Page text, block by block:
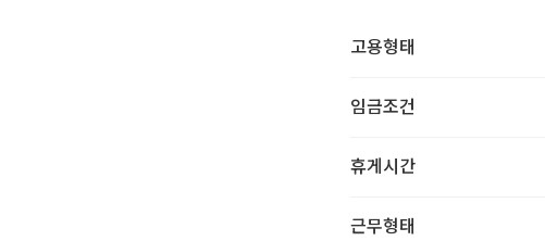
고용형태
임금조건
휴게시간
근무형태